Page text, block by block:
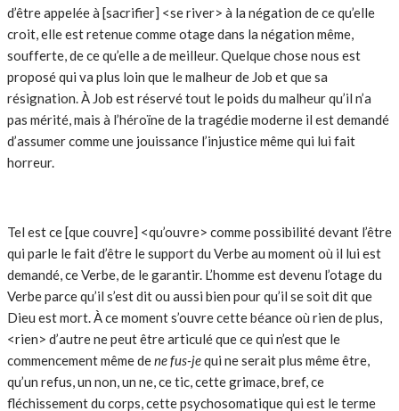
d’être appelée à [sacrifier] <se river> à la négation de ce qu’elle
croit, elle est retenue comme otage dans la négation même,
soufferte, de ce qu’elle a de meilleur. Quelque chose nous est
proposé qui va plus loin que le malheur de Job et que sa
résignation. À Job est réservé tout le poids du malheur qu’il n’a
pas mérité, mais à l’héroïne de la tragédie moderne il est demandé
d’assumer comme une jouissance l’injustice même qui lui fait
horreur.
Tel est ce [que couvre] <qu’ouvre> comme possibilité devant l’être
qui parle le fait d’être le support du Verbe au moment où il lui est
demandé, ce Verbe, de le garantir. L’homme est devenu l’otage du
Verbe parce qu’il s’est dit ou aussi bien pour qu’il se soit dit que
Dieu est mort. À ce moment s’ouvre cette béance où rien de plus,
<rien> d’autre ne peut être articulé que ce qui n’est que le
commencement même dene fus-jequi ne serait plus même être,
qu’un refus, un non, un ne, ce tic, cette grimace, bref, ce
fléchissement du corps, cette psychosomatique qui est le terme